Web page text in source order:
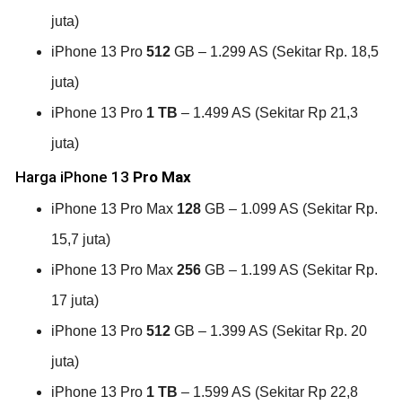
juta)
iPhone 13 Pro 512 GB – 1.299 AS (Sekitar Rp. 18,5
juta)
iPhone 13 Pro 1 TB – 1.499 AS (Sekitar Rp 21,3
juta)
Harga iPhone 13 Pro Max
iPhone 13 Pro Max 128 GB – 1.099 AS (Sekitar Rp.
15,7 juta)
iPhone 13 Pro Max 256 GB – 1.199 AS (Sekitar Rp.
17 juta)
iPhone 13 Pro 512 GB – 1.399 AS (Sekitar Rp. 20
juta)
iPhone 13 Pro 1 TB – 1.599 AS (Sekitar Rp 22,8